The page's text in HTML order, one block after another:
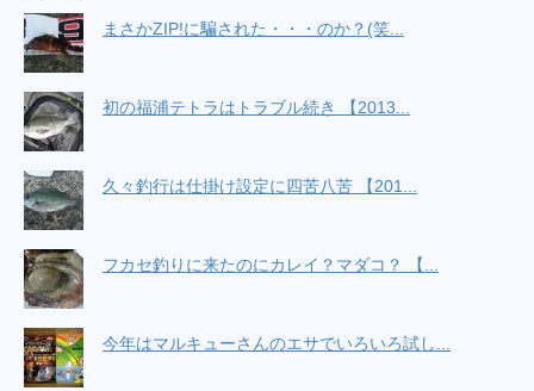
まさかZIP!に騙された・・・のか？(笑...
初の福浦テトラはトラブル続き 【2013...
久々釣行は仕掛け設定に四苦八苦 【201...
フカセ釣りに来たのにカレイ？マダコ？ 【...
今年はマルキューさんのエサでいろいろ試し...